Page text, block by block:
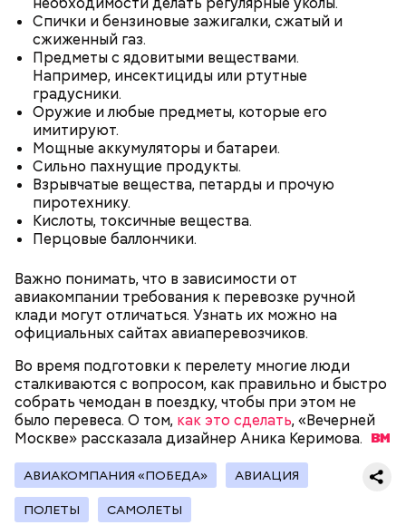
Спички и бензиновые зажигалки, сжатый и
сжиженный газ.
Предметы с ядовитыми веществами.
Например, инсектициды или ртутные
градусники.
Оружие и любые предметы, которые его
имитируют.
Мощные аккумуляторы и батареи.
Сильно пахнущие продукты.
Взрывчатые вещества, петарды и прочую
пиротехнику.
Кислоты, токсичные вещества.
Перцовые баллончики.
Важно понимать, что в зависимости от
авиакомпании требования к перевозке ручной
клади могут отличаться. Узнать их можно на
официальных сайтах авиаперевозчиков.
Во время подготовки к перелету многие люди
сталкиваются с вопросом, как правильно и быстро
собрать чемодан в поездку, чтобы при этом не
было перевеса. О том, как это сделать, «Вечерней
Москве» рассказала дизайнер Аника Керимова.
АВИАКОМПАНИЯ «ПОБЕДА» АВИАЦИЯ
ПОЛЕТЫ САМОЛЕТЫ
— Кабачки, порезанные кубиками, нужно легко
обжарить на сковороде. К ним добавляются зелень
петрушки, чеснок, соль и оливковое масло.
Получается очень вкусно, — поделился рецептом
Копылов.
Спагетти из кабачков
с сахарным диабетом;
лишним весом.
— В дыне содержится много сахара, который
представлен фруктозой. С одной стороны — это
хорошо, потому что дает энергию. Но важно
помнить, что сладкими дынями не нужно сильно
увлекаться, так же как и арбузами, людям с
сахарным диабетом и лишним весом, —